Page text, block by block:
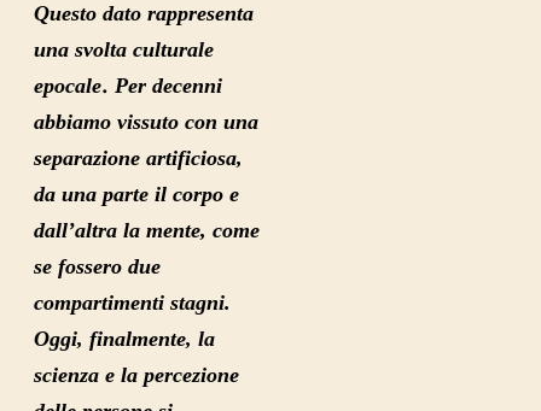
Questo dato rappresenta
una svolta culturale
epocale. Per decenni
abbiamo vissuto con una
separazione artificiosa,
da una parte il corpo e
dall’altra la mente, come
se fossero due
compartimenti stagni.
Oggi, finalmente, la
scienza e la percezione